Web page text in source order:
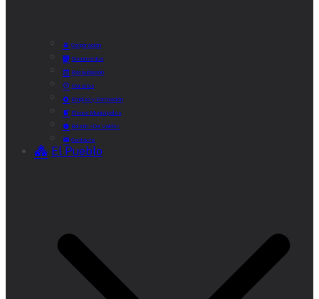
Corporación
Documentos
Recaudación
Horarios
Empleo y Formación
Plenos Municipales
Boletín «De Valde»
Contacta
El Pueblo